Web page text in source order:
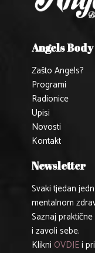
Angels
Zašto Angels?
Programi
Radionice
Upisi
Novosti
Kontakt
Newsletter
Svaki tjedan
mentalnom
Saznaj
i zavoli sebe.
Klikni OVDJEi